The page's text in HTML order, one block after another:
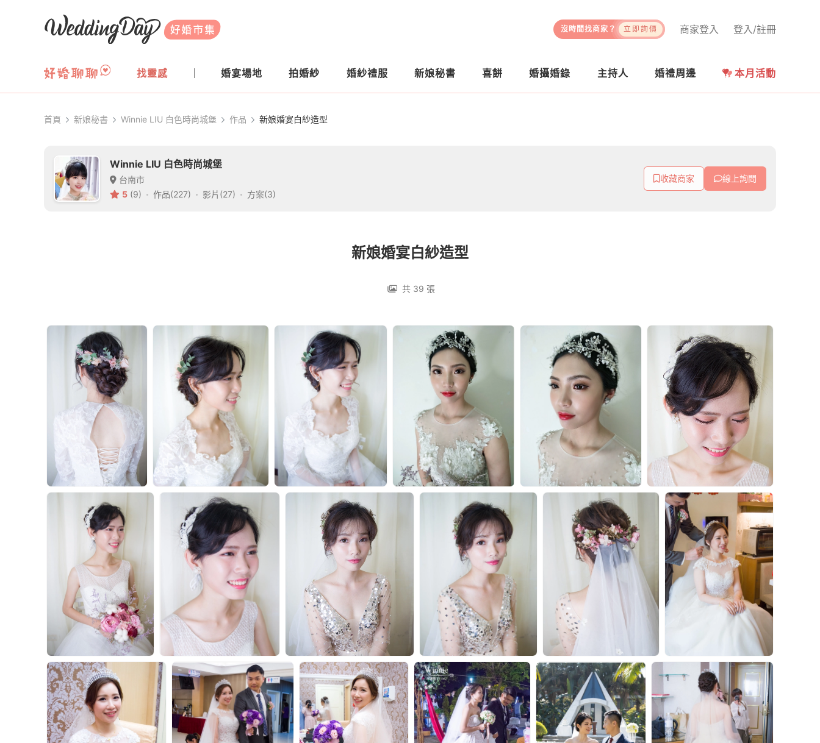
WeddingDay 好婚市集
登入/註冊
商家登入
沒時間找商家？ 立即詢價
找靈感 婚宴場地 拍婚紗 婚紗禮服 新娘秘書 喜餅 婚攝婚錄 主持人 婚禮周邊 本月活動
首頁 新娘秘書 Winnie LIU 白色時尚城堡 作品 新娘婚宴白紗造型
Winnie LIU 白色時尚城堡
台南市
5 (9) 作品(227) 影片(27) 方案(3)
收藏商家 線上詢問
新娘婚宴白紗造型
共 39 張